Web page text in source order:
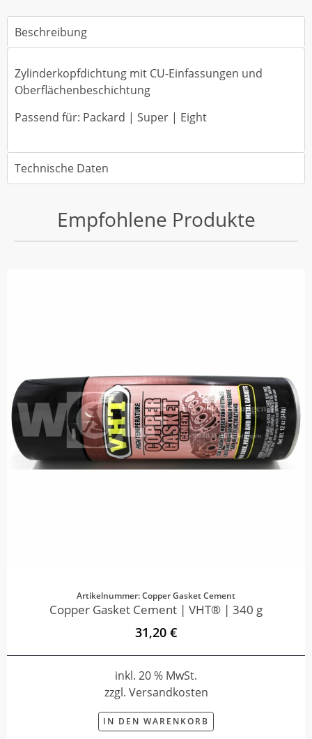
Beschreibung
Zylinderkopfdichtung mit CU-Einfassungen und
Oberflächenbeschichtung
Passend für: Packard | Super | Eight
Technische Daten
Empfohlene Produkte
Artikelnummer: Copper Gasket Cement
Copper Gasket Cement | VHT® | 340 g
31,20 €
inkl. 20 % MwSt.
zzgl. Versandkosten
IN DEN WARENKORB